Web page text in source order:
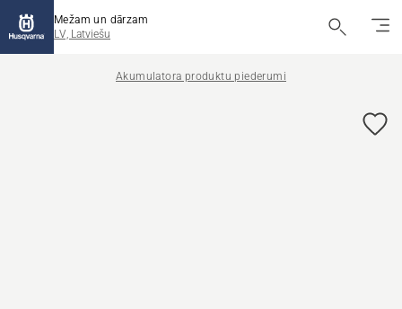
Mežam un dārzam
LV, Latviešu
Akumulatora produktu piederumi